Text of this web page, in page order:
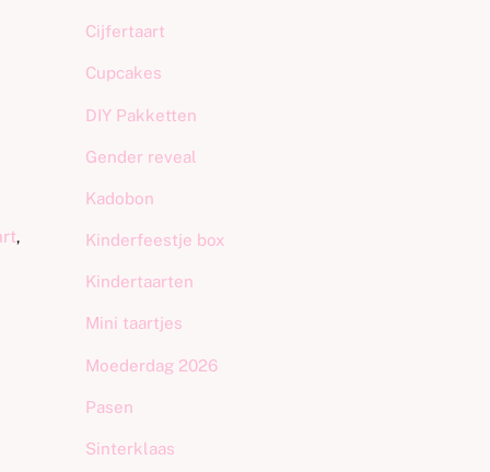
,
Cijfertaart
Cupcakes
DIY Pakketten
Gender reveal
Kadobon
Kinderfeestje box
Kindertaarten
Mini taartjes
Moederdag 2026
Pasen
Sinterklaas